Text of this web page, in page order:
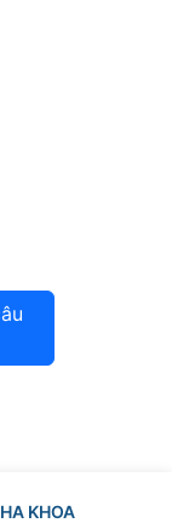
KHOA